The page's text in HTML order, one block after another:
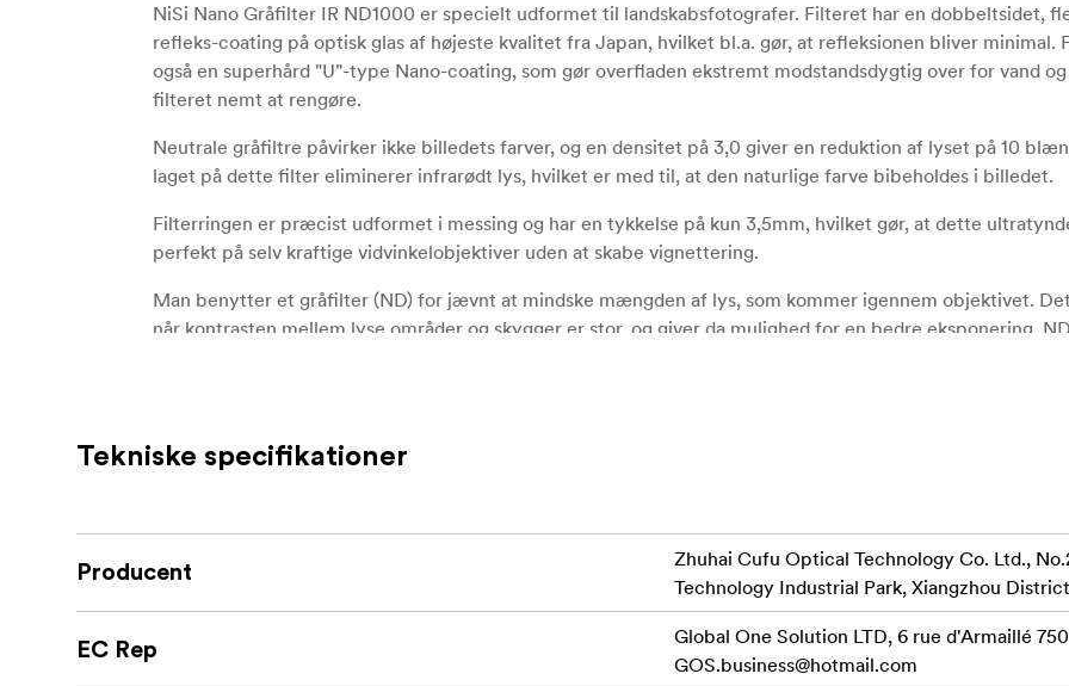
NiSi Nano Gråfilter IR ND1000 er specielt udformet til landskabsfotografer. Filteret har en dobbeltsidet,
refleks-coating på optisk glas af højeste kvalitet fra Japan, hvilket bl.a. gør, at refleksionen bliver minimal.
også en superhård "U"-type Nano-coating, som gør overfladen ekstremt modstandsdygtig over for vand
filteret nemt at rengøre.
Neutrale gråfiltre påvirker ikke billedets farver, og en densitet på 3,0 giver en reduktion af lyset på 10
laget på dette filter eliminerer infrarødt lys, hvilket er med til, at den naturlige farve bibeholdes i billedet.
Filterringen er præcist udformet i messing og har en tykkelse på kun 3,5mm, hvilket gør, at dette
perfekt på selv kraftige vidvinkelobjektiver uden at skabe vignettering.
Man benytter et gråfilter (ND) for jævnt at mindske mængden af lys, som kommer igennem objektivet.
når kontrasten mellem lyse områder og skygger er stor, og giver da mulighed for en bedre eksponering.
Forlænger eksponeringen med 10 blændetrin uden farvestik
Nano-coating gør filteret mere modstandsdygtigt over for vand og olie
Tekniske specifikationer
Producent
Zhuhai Cufu Optical Technology Co. Ltd.,
Technology Industrial Park, Xiangzhou
EC Rep
Global One Solution LTD, 6 rue d'Armaillé
GOS.business@hotmail.com